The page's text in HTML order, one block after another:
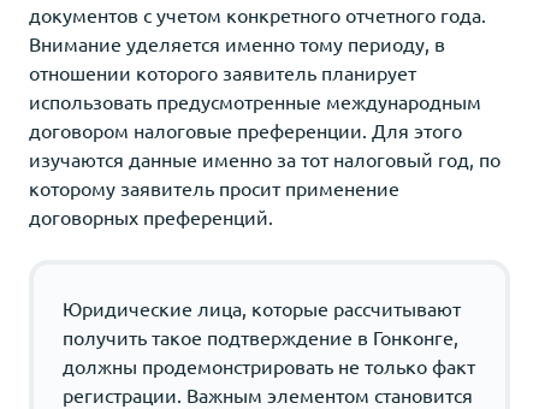
документов с учетом конкретного отчетного года.
Внимание уделяется именно тому периоду, в
отношении которого заявитель планирует
использовать предусмотренные международным
договором налоговые преференции. Для этого
изучаются данные именно за тот налоговый год, по
которому заявитель просит применение
договорных преференций.
Юридические лица, которые рассчитывают
получить такое подтверждение в Гонконге,
должны продемонстрировать не только факт
регистрации. Важным элементом становится